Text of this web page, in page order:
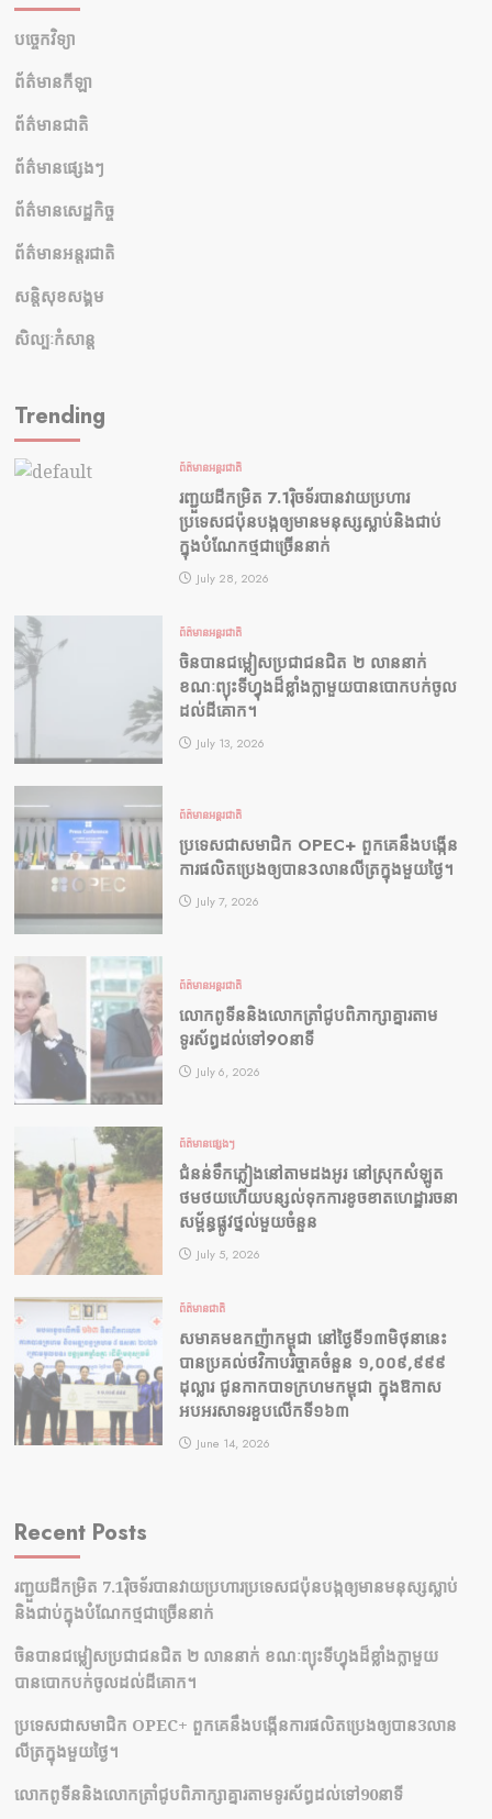
បច្ចេកវិទ្យា
ព័ត៌មានកីឡា
ព័ត៌មានជាតិ
ព័ត៌មានផ្សេងៗ
ព័ត៌មានសេដ្ឋកិច្ច
ព័ត៌មានអន្តរជាតិ
សន្តិសុខសង្គម
សិល្បៈកំសាន្ត
Trending
ព័ត៌មានអន្តរជាតិ
រញ្ជួយដីកម្រិត​ 7.1រ៉ិចទ័របានវាយប្រហារ
ប្រទេសជប៉ុនបង្កឲ្យមានមនុស្សស្លាប់​និង​ជាប់
ក្នុងបំណែកថ្មជាច្រើននាក់
July 28, 2026
ព័ត៌មានអន្តរជាតិ
ចិនបានជម្លៀសប្រជាជនជិត ២ លាននាក់
ខណៈព្យុះទីហ្វុងដ៏ខ្លាំងក្លាមួយបានបោកបក់ចូល
ដល់ដីគោក។
July 13, 2026
ព័ត៌មានអន្តរជាតិ
ប្រទេសជាសមាជិក OPEC+​ ពួកគេនឹងបង្កើន
ការផលិតប្រេងឲ្យបាន3លានលីត្រក្នុងមួយថ្ងៃ។
July 7, 2026
ព័ត៌មានអន្តរជាតិ
លោកពូទីននិងលោកត្រាំជូបពិភាក្សាគ្នារតាម
ទូរស័ព្ធដល់ទៅ90នាទី
July 6, 2026
ព័ត៌មានផ្សេងៗ
ជំនន់​ទឹកភ្លៀង​នៅ​តាម​ដងអូរ​ នៅ​ស្រុក​សំឡូត​
ថមថយ​ហើយ​បន្សល់​ទុក​ការ​ខូចខាត​ហេដ្ឋារចនា
សម្ព័ន្ធ​ផ្លូវថ្នល់​មួយ​ចំនួន
July 5, 2026
ព័ត៌មានជាតិ
សមាគមឧកញ៉ាកម្ពុជា នៅថ្ងៃទី១៣មិថុនានេះ
បានប្រគល់ថវិកាបរិច្ចាគចំនួន ១,០០៩,៩៩៩
ដុល្លារ ជូនកាកបាទក្រហមកម្ពុជា ក្នុងឱកាស
អបអរសាទរខួបលើកទី១៦៣
June 14, 2026
Recent Posts
រញ្ជួយដីកម្រិត​ 7.1រ៉ិចទ័របានវាយប្រហារប្រទេសជប៉ុនបង្កឲ្យមានមនុស្សស្លាប់​
និង​ជាប់ក្នុងបំណែកថ្មជាច្រើននាក់
ចិនបានជម្លៀសប្រជាជនជិត ២ លាននាក់ ខណៈព្យុះទីហ្វុងដ៏ខ្លាំងក្លាមួយ
បានបោកបក់ចូលដល់ដីគោក។
ប្រទេសជាសមាជិក OPEC+​ ពួកគេនឹងបង្កើនការផលិតប្រេងឲ្យបាន3លាន
លីត្រក្នុងមួយថ្ងៃ។
លោកពូទីននិងលោកត្រាំជូបពិភាក្សាគ្នារតាមទូរស័ព្ធដល់ទៅ90នាទី